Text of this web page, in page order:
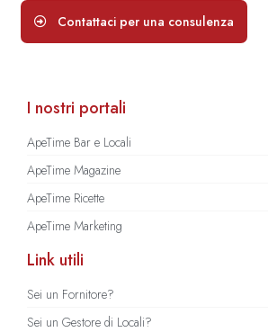
Contattaci per una consulenza
I nostri portali
ApeTime Bar e Locali
ApeTime Magazine
ApeTime Ricette
ApeTime Marketing
Link utili
Sei un Fornitore?
Sei un Gestore di Locali?